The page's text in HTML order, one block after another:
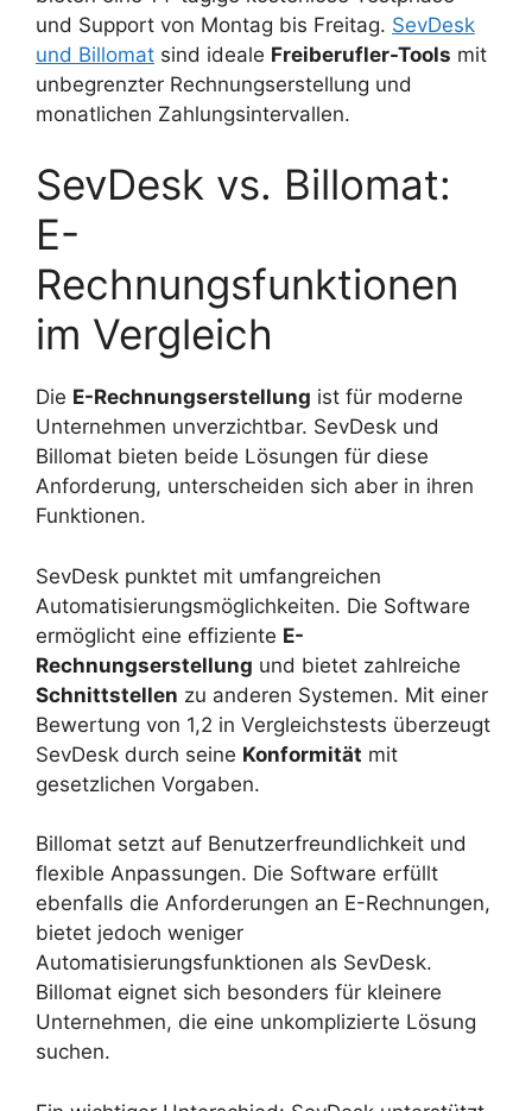
und Support von Montag bis Freitag. SevDesk
und Billomat sind ideale Freiberufler-Tools mit
unbegrenzter Rechnungserstellung und
monatlichen Zahlungsintervallen.
SevDesk vs. Billomat:
E-
Rechnungsfunktionen
im Vergleich
Die E-Rechnungserstellung ist für moderne
Unternehmen unverzichtbar. SevDesk und
Billomat bieten beide Lösungen für diese
Anforderung, unterscheiden sich aber in ihren
Funktionen.
SevDesk punktet mit umfangreichen
Automatisierungsmöglichkeiten. Die Software
ermöglicht eine effiziente E-
Rechnungserstellung und bietet zahlreiche
Schnittstellen zu anderen Systemen. Mit einer
Bewertung von 1,2 in Vergleichstests überzeugt
SevDesk durch seine Konformität mit
gesetzlichen Vorgaben.
Billomat setzt auf Benutzerfreundlichkeit und
flexible Anpassungen. Die Software erfüllt
ebenfalls die Anforderungen an E-Rechnungen,
bietet jedoch weniger
Automatisierungsfunktionen als SevDesk.
Billomat eignet sich besonders für kleinere
Unternehmen, die eine unkomplizierte Lösung
suchen.